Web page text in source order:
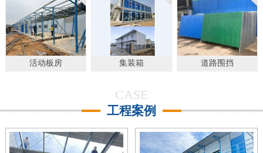
活动板房 集装箱 道路围挡
CASE
工程案例